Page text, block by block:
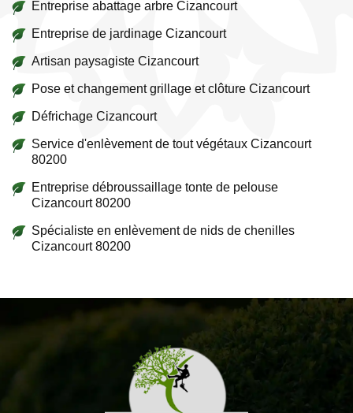
Entreprise abattage arbre Cizancourt
Entreprise de jardinage Cizancourt
Artisan paysagiste Cizancourt
Pose et changement grillage et clôture Cizancourt
Défrichage Cizancourt
Service d'enlèvement de tout végétaux Cizancourt
80200
Entreprise débroussaillage tonte de pelouse
Cizancourt 80200
Spécialiste en enlèvement de nids de chenilles
Cizancourt 80200